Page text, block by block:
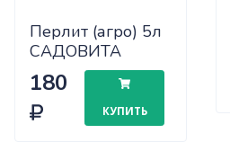
Перлит (агро) 5л
САДОВИТА
х10/300
180
КУПИТЬ